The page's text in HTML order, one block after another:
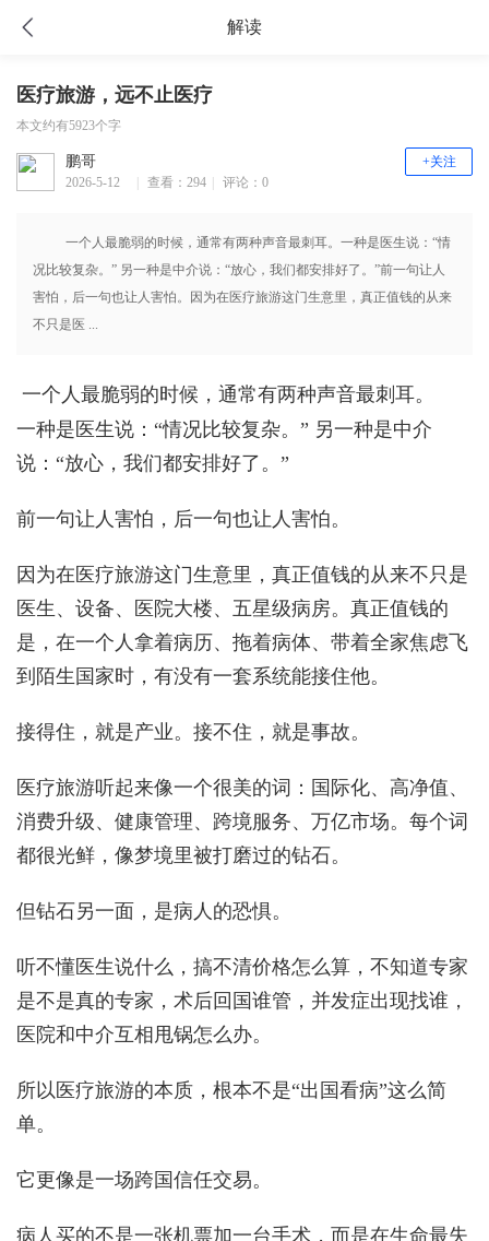
解读
医疗旅游，远不止医疗
本文约有5923个字
鹏哥
2026-5-12
查看：294 评论：0
+关注
一个人最脆弱的时候，通常有两种声音最刺耳。一种是医生说：“情
况比较复杂。” 另一种是中介说：“放心，我们都安排好了。”前一句让人
害怕，后一句也让人害怕。因为在医疗旅游这门生意里，真正值钱的从来
不只是医 ...
一个人最脆弱的时候，通常有两种声音最刺耳。
一种是医生说：“情况比较复杂。” 另一种是中介
说：“放心，我们都安排好了。”
前一句让人害怕，后一句也让人害怕。
因为在医疗旅游这门生意里，真正值钱的从来不只是
医生、设备、医院大楼、五星级病房。真正值钱的
是，在一个人拿着病历、拖着病体、带着全家焦虑飞
到陌生国家时，有没有一套系统能接住他。
接得住，就是产业。接不住，就是事故。
医疗旅游听起来像一个很美的词：国际化、高净值、
消费升级、健康管理、跨境服务、万亿市场。每个词
都很光鲜，像梦境里被打磨过的钻石。
但钻石另一面，是病人的恐惧。
听不懂医生说什么，搞不清价格怎么算，不知道专家
是不是真的专家，术后回国谁管，并发症出现找谁，
医院和中介互相甩锅怎么办。
所以医疗旅游的本质，根本不是“出国看病”这么简
单。
它更像是一场跨国信任交易。
病人买的不是一张机票加一台手术，而是在生命最失